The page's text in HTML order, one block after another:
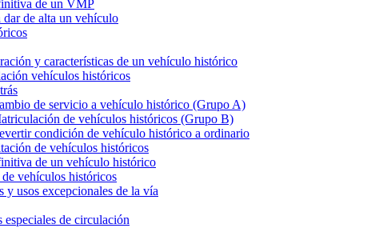
de un VMP
dar de alta un vehículo
y características de un vehículo histórico
vehículos históricos
de servicio a vehículo histórico (Grupo A)
de vehículos históricos (Grupo B)
condición de vehículo histórico a ordinario
de vehículos históricos
de un vehículo histórico
vehículos históricos
y usos excepcionales de la vía
especiales de circulación